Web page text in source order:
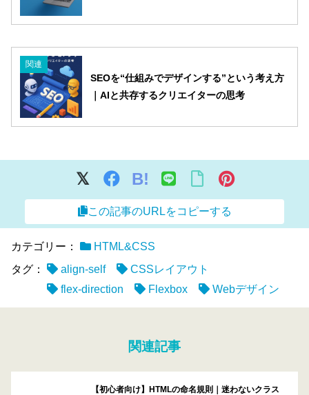
関連
SEOを“仕組みでデザインする”という考え方
｜AIと共存するクリエイターの思考
B!
この記事のURLをコピーする
カテゴリー：
HTML&CSS
タグ：
align-self
CSSレイアウト
flex-direction
Flexbox Webデザイン
関連記事
【初心者向け】HTMLの命名規則｜迷わないクラス